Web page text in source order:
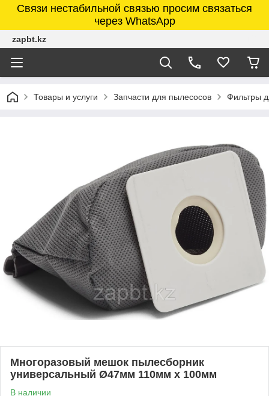
Связи нестабильной связью просим связаться
через WhatsApp
zapbt.kz
Товары и услуги Запчасти для пылесосов Фильтры
Многоразовый мешок пылесборник
универсальный Ø47мм 110мм x 100мм
В наличии